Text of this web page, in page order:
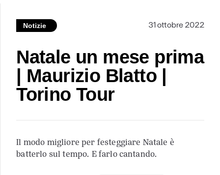
Notizie 31 ottobre 2022
Natale un mese prima
| Maurizio Blatto |
Torino Tour
Il modo migliore per festeggiare Natale è
batterlo sul tempo. E farlo cantando.